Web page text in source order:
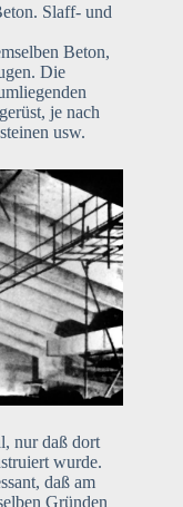
Slaff- und
Beton,
Die
je nach
usw.
nur daß dort
wurde.
daß am
Gründen